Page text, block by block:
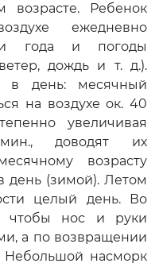
воз­расте. Ребенок
ежедневно
года и погоды
дождь и т. д.).
в день: месячный
на воздухе ок. 40
уве­личивая
до­водят их
возрасту
день (зимой). Летом
целый день. Во
чтобы нос и руки
а по воз­вращении
насморк